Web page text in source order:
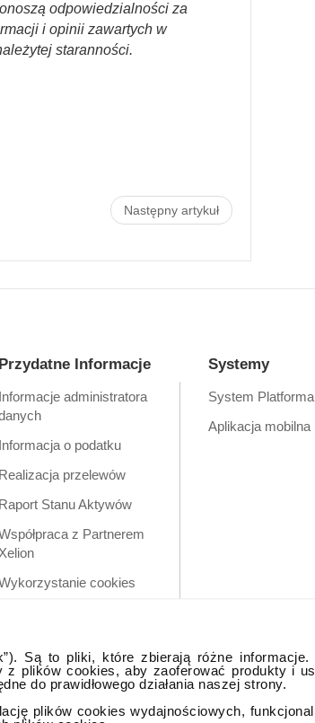
Są to pliki, które zbierają różne
plików cookies, aby zaoferować produkty i
do prawidłowego działania naszej strony.
plików cookies wydajnościowych,
odpowiedzialności za
i opinii zawartych w
staranności.
Następny artykuł
Przydatne Informacje
Informacje administratora
Informacja o podatku
Realizacja przelewów
Raport Stanu Aktywów
z Partnerem
Xelion
cookies
mobilnej
Systemy
System Platforma
Aplikacja mobilna